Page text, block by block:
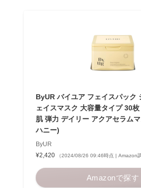
ByUR バイユア フェイスパック
ェイスマスク 大容量タイプ 30
肌 弾力 デイリー アクアセラム
ハニー)
ByUR
¥2,420
（2024/08/26 09:46時点 | Amazon調
Amazonで探す